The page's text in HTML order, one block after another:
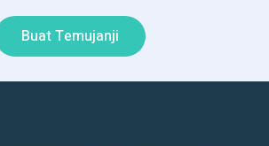
Buat Temujanji